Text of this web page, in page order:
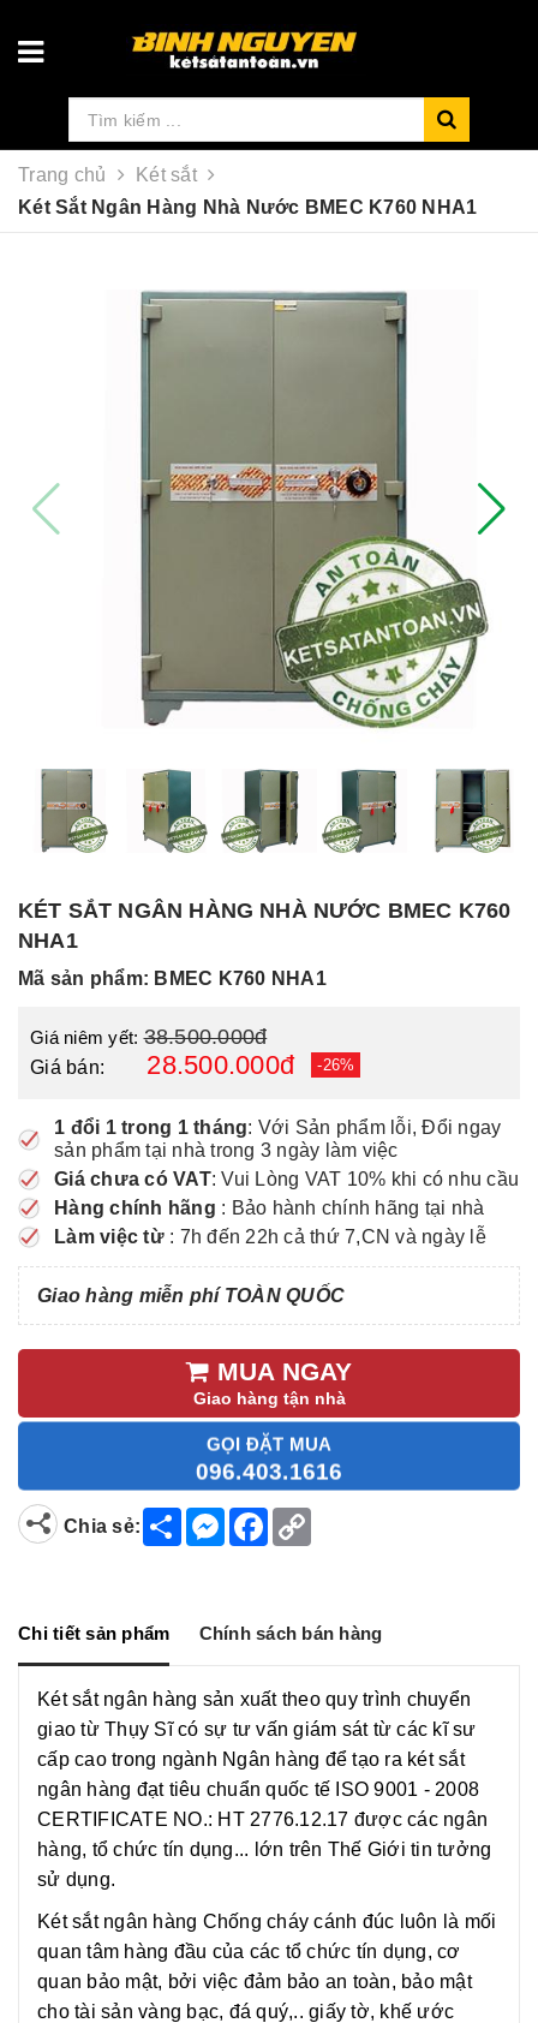
Trang chủ
Két sắt
Két Sắt Ngân Hàng Nhà Nước BMEC K760 NHA1
KÉT SẮT NGÂN HÀNG NHÀ NƯỚC BMEC K760
NHA1
Mã sản phẩm: BMEC K760 NHA1
Giá niêm yết:38.500.000đ
Giá bán: 28.500.000đ -26%
1 đổi 1 trong 1 tháng: Với Sản phẩm lỗi, Đổi ngay
sản phẩm tại nhà trong 3 ngày làm việc
Giá chưa có VAT: Vui Lòng VAT 10% khi có nhu cầu
Hàng chính hãng : Bảo hành chính hãng tại nhà
Làm việc từ : 7h đến 22h cả thứ 7,CN và ngày lễ
Giao hàng miễn phí TOÀN QUỐC
MUA NGAY
Giao hàng tận nhà
GỌI ĐẶT MUA
096.403.1616
Chia sẻ:
S
h
M
e
g
F
a
o
n
Chi tiết sản phẩm Chính sách bán hàng
Két sắt ngân hàng sản xuất theo quy trình chuyển
giao từ Thụy Sĩ có sự tư vấn giám sát từ các kĩ sư
cấp cao trong ngành Ngân hàng để tạo ra két sắt
ngân hàng đạt tiêu chuẩn quốc tế ISO 9001 - 2008
CERTIFICATE NO.: HT 2776.12.17 được các ngân
hàng, tổ chức tín dụng... lớn trên Thế Giới tin tưởng
sử dụng.
Két sắt ngân hàng Chống cháy cánh đúc luôn là mối
quan tâm hàng đầu của các tổ chức tín dụng, cơ
quan bảo mật, bởi việc đảm bảo an toàn, bảo mật
cho tài sản vàng bạc, đá quý,.. giấy tờ, khế ước